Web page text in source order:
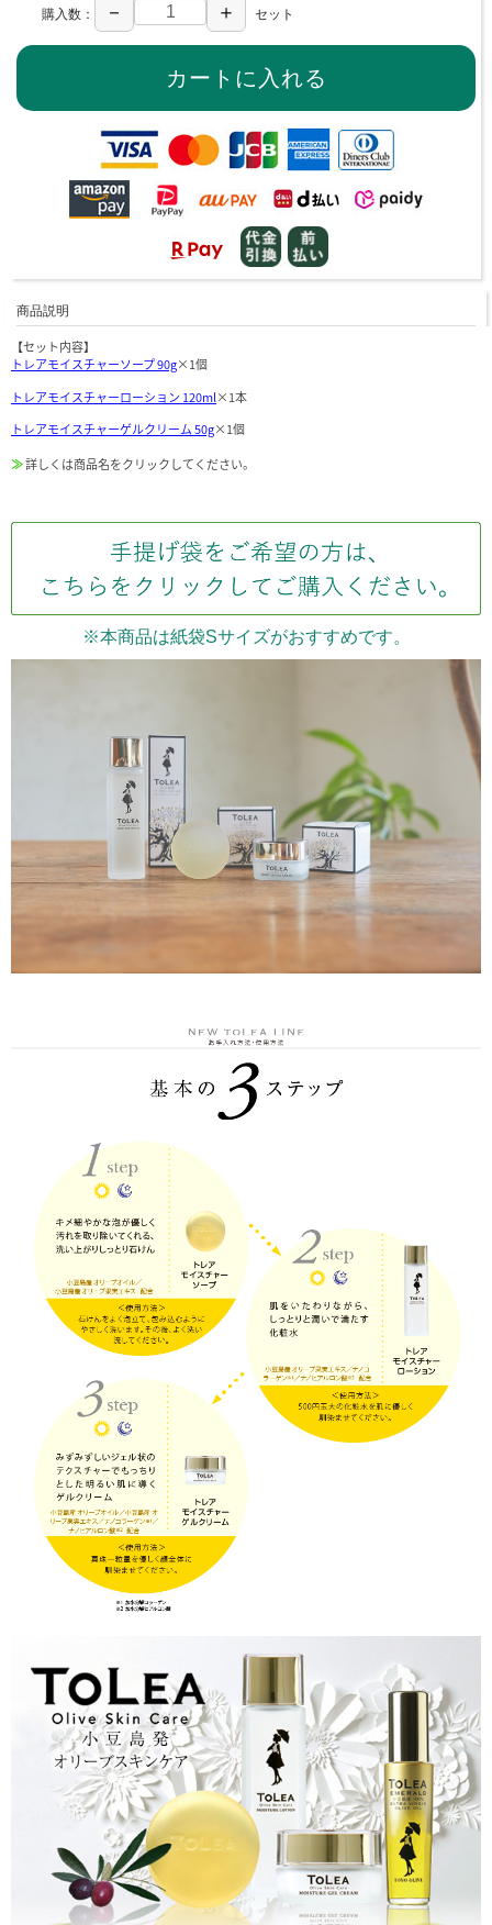
購入数： － ＋ セット
商品説明
【セット内容】
トレアモイスチャーソープ 90g×1個
トレアモイスチャーローション 120ml×1本
トレアモイスチャーゲルクリーム 50g×1個
≫詳しくは商品名をクリックしてください。
※本商品は紙袋Sサイズがおすすめです。